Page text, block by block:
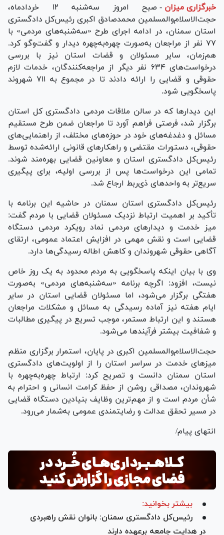
خبرگزاری میزان -
صبح امروز سه‌شنبه ۱۲ خرداد‌ماه،
حجت‌الاسلام‌والمسلمین محمدصادق اکبری رئیس‌کل دادگستری
استان سمنان، در ادامه اجرای طرح «سه‌شنبه‌های مردمی» با
۷۷ نفر از مراجعان به‌صورت چهره‌به‌چهره دیدار و گفت‌و‌گو کرد.
هم‌زمان، سایر مسئولان و قضات استان نیز با بررسی
درخواست‌های ۶۳۴ نفر دیگر از مراجعه‌کنندگان، خدمات لازم
حقوقی و قضایی را ارائه دادند تا در مجموع به ۷۱۱ شهروند
پاسخگویی شود.
این دیدار‌ها که در سالن ملاقات مردمی دادگستری کل استان
برگزار شد، فرصتی فراهم آورد تا مراجعان ضمن طرح مستقیم
مسائل و دغدغه‌های خود در حوزه‌های مختلف، از راهنمایی‌های
حقوقی، دستورات مقتضی و راهکار‌های قانونی ارائه‌شده توسط
رئیس‌کل دادگستری استان و معاونین قضایی بهره‌مند شوند.
تمامی این درخواست‌ها پس از بررسی اولیه، برای پیگیری
سریع‌تر به واحد‌های ذی‌ربط ارجاع شد.
رئیس‌کل دادگستری استان سمنان در حاشیه این برنامه با
تأکید بر اهمیت ارتباط نزدیک مسئولان قضایی با مردم گفت:
میز خدمت و دیدار‌های مردمی نماد رویکرد مردمی دستگاه
قضایی است و نقش مهمی در افزایش اعتماد عمومی، ارتقای
آگاهی حقوقی شهروندان و کاهش اطاله رسیدگی‌ها دارد.
وی با بیان اینکه پاسخگویی به مردم محدود به یک روز خاص
نیست، افزود: اگرچه برنامه «سه‌شنبه‌های مردمی» به‌صورت
هفتگی برگزار می‌شود، اما مسئولان قضایی استان در سایر
ایام هفته نیز آماده رسیدگی به مسائل و مشکلات مراجعان
هستند و این ارتباط مستمر، موجب تسریع در پیگیری مطالبات
و شفافیت بیشتر فرآیند‌ها می‌شود.
حجت‌الاسلام‌والمسلمین اکبری در پایان، استمرار برگزاری منظم
میز‌های خدمت در سراسر استان را از اولویت‌های دادگستری
استان سمنان دانست و تصریح کرد: ارتباط چهره‌به‌چهره با
شهروندان، مصداقی روشن از حفظ کرامت انسانی و احترام به
شأن مردم است و از مهم‌ترین وظایف بنیادین دستگاه قضایی
در مسیر تحقق عدالت و رضایتمندی عمومی به‌شمار می‌رود.
انتهای پیام/
بیشتر بخوانید:
رئیس‌کل دادگستری سمنان: بانوان نقش راهبردی
در هدایت جامعه برعهده دارند